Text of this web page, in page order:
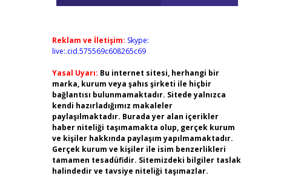
Reklam ve İletişim: Skype:
live:.cid.575569c608265c69
Yasal Uyarı: Bu internet sitesi, herhangi bir
marka, kurum veya şahıs şirketi ile hiçbir
bağlantısı bulunmamaktadır. Sitede yalnızca
kendi hazırladığımız makaleler
paylaşılmaktadır. Burada yer alan içerikler
haber niteliği taşımamakta olup, gerçek kurum
ve kişiler hakkında paylaşım yapılmamaktadır.
Gerçek kurum ve kişiler ile isim benzerlikleri
tamamen tesadüfidir. Sitemizdeki bilgiler taslak
halindedir ve tavsiye niteliği taşımazlar.